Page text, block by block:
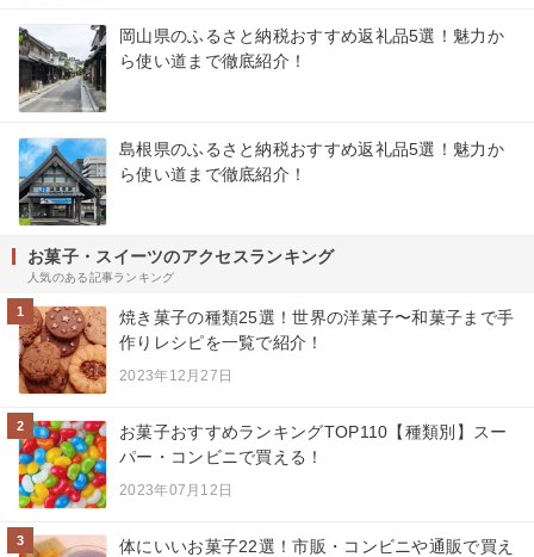
岡山県のふるさと納税おすすめ返礼品5選！魅力か
ら使い道まで徹底紹介！
島根県のふるさと納税おすすめ返礼品5選！魅力か
ら使い道まで徹底紹介！
お菓子・スイーツのアクセスランキング
人気のある記事ランキング
1
焼き菓子の種類25選！世界の洋菓子〜和菓子まで手
作りレシピを一覧で紹介！
2023年12月27日
2
お菓子おすすめランキングTOP110【種類別】スー
パー・コンビニで買える！
2023年07月12日
3
体にいいお菓子22選！市販・コンビニや通販で買え